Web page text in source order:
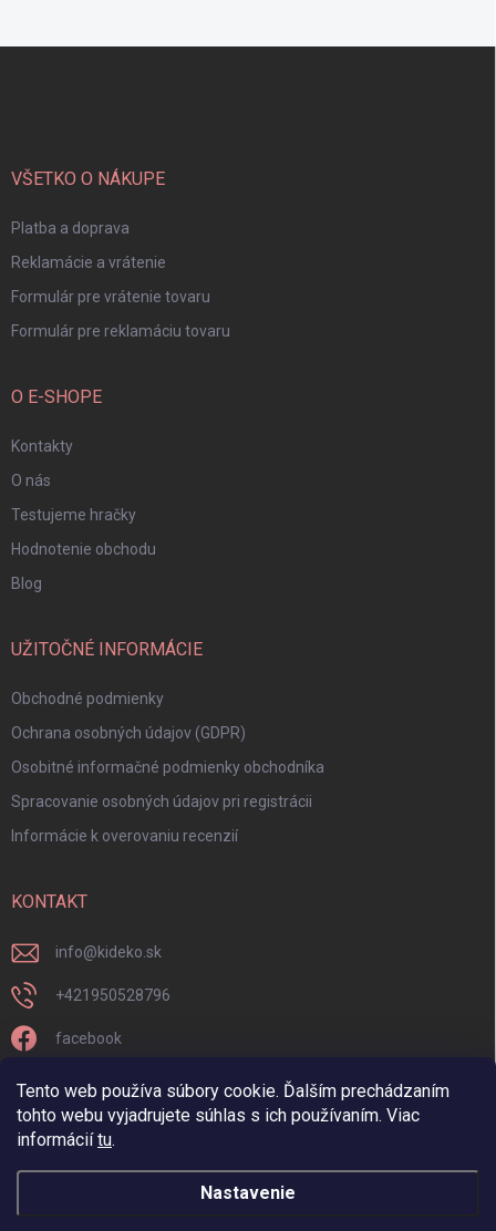
Tento web používa súbory cookie. Ďalším prechádzaním
tohto webu vyjadrujete súhlas s ich používaním. Viac
informáciítu.
Nastavenie
VŠETKO O NÁKUPE
Platba a doprava
Reklamácie a vrátenie
Formulár pre vrátenie tovaru
Formulár pre reklamáciu tovaru
O E-SHOPE
Kontakty
O nás
Testujeme hračky
Hodnotenie obchodu
Blog
UŽITOČNÉ INFORMÁCIE
Obchodné podmienky
Ochrana osobných údajov (GDPR)
Osobitné informačné podmienky obchodníka
Spracovanie osobných údajov pri registrácii
Informácie k overovaniu recenzií
KONTAKT
info@kideko.sk
+421950528796
facebook
kideko.sk/